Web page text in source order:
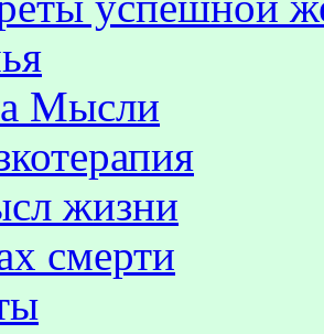
Мысли
жизни
смерти